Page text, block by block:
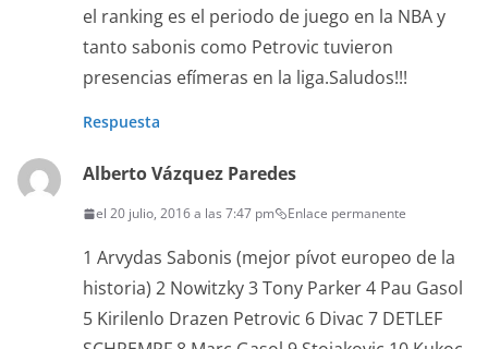
el ranking es el periodo de juego en la NBA y
tanto sabonis como Petrovic tuvieron
presencias efímeras en la liga.Saludos!!!
Respuesta
Alberto Vázquez Paredes
el 20 julio, 2016 a las 7:47 pm Enlace permanente
1 Arvydas Sabonis (mejor pívot europeo de la
historia) 2 Nowitzky 3 Tony Parker 4 Pau Gasol
5 Kirilenlo Drazen Petrovic 6 Divac 7 DETLEF